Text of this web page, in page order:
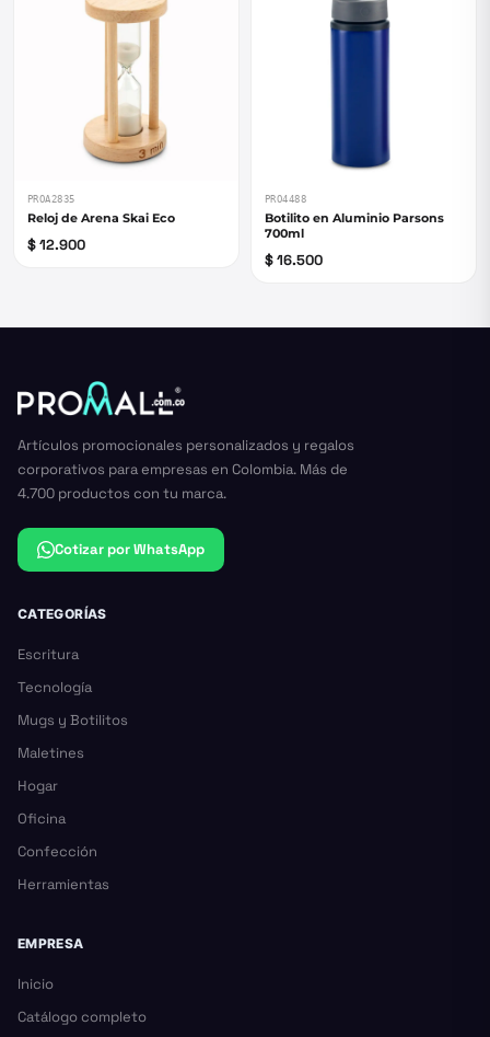
PROA2835
Reloj de Arena Skai Eco
$ 12.900
PRO4488
Botilito en Aluminio Parsons
700ml
$ 16.500
Artículos promocionales personalizados y regalos
corporativos para empresas en Colombia. Más de
4.700 productos con tu marca.
Cotizar por WhatsApp
CATEGORÍAS
Escritura
Tecnología
Mugs y Botilitos
Maletines
Hogar
Oficina
Confección
Herramientas
EMPRESA
Inicio
Catálogo completo